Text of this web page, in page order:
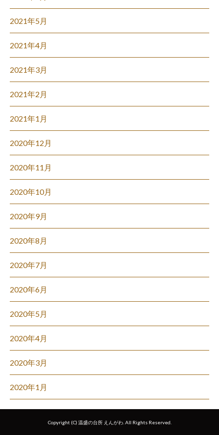
2021年5月
2021年4月
2021年3月
2021年2月
2021年1月
2020年12月
2020年11月
2020年10月
2020年9月
2020年8月
2020年7月
2020年6月
2020年5月
2020年4月
2020年3月
2020年1月
Copyright (C) 温盛の台所 えんがわ. All Rights Reserved.